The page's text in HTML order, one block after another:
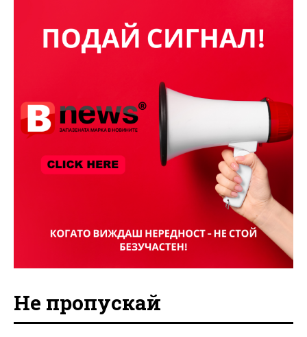
Не пропускай